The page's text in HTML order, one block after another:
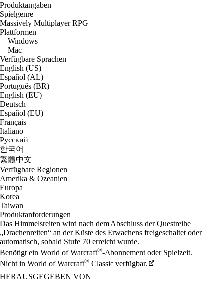
Produktangaben
Spielgenre
Massively Multiplayer RPG
Plattformen
Windows
Mac
Verfügbare Sprachen
English (US)
Español (AL)
Português (BR)
English (EU)
Deutsch
Español (EU)
Français
Italiano
Русский
한국어
繁體中文
Verfügbare Regionen
Amerika & Ozeanien
Europa
Korea
Taiwan
Produktanforderungen
Das Himmelsreiten wird nach dem Abschluss der Questreihe
„Drachenreiten“ an der Küste des Erwachens freigeschaltet oder
automatisch, sobald Stufe 70 erreicht wurde.
Benötigt ein World of Warcraft®-Abonnement oder Spielzeit.
Nicht in World of Warcraft® Classic verfügbar.
HERAUSGEGEBEN VON